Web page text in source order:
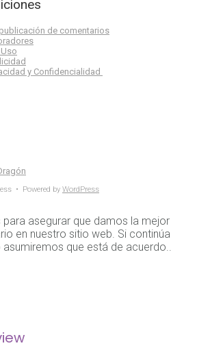
de comentarios
y Confidencialidad
• Powered by WordPress
asegurar que damos la mejor
en nuestro sitio web. Si continúa
que está de acuerdo..